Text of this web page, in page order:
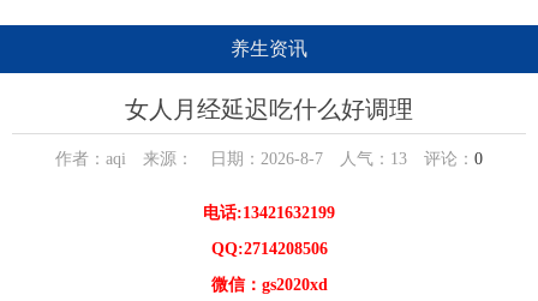
养生资讯
女人月经延迟吃什么好调理
作者：aqi 来源： 日期：2026-8-7 人气： 13 评论： 0
电话:13421632199
QQ:2714208506
微信：gs2020xd